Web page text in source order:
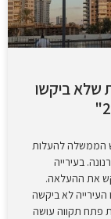
שלא ביקשו
ביקשו מראש הממשלה להעלות
בעירייה
את ההעלאה.
גם במסגרת צו הארנונה לשנת 2026, בו העירייה לא ביקשה
פתח תקווה עושה